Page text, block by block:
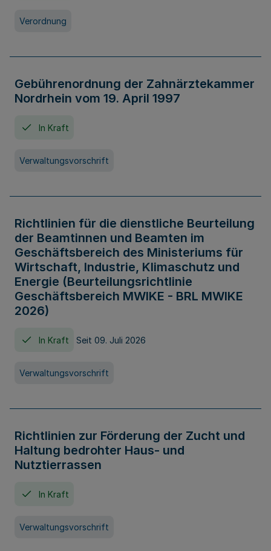
Verordnung
Gebührenordnung der Zahnärztekammer
Nordrhein vom 19. April 1997
In Kraft
Verwaltungsvorschrift
Richtlinien für die dienstliche Beurteilung
der Beamtinnen und Beamten im
Geschäftsbereich des Ministeriums für
Wirtschaft, Industrie, Klimaschutz und
Energie (Beurteilungsrichtlinie
Geschäftsbereich MWIKE - BRL MWIKE
2026)
In Kraft Seit 09. Juli 2026
Verwaltungsvorschrift
Richtlinien zur Förderung der Zucht und
Haltung bedrohter Haus- und
Nutztierrassen
In Kraft
Verwaltungsvorschrift